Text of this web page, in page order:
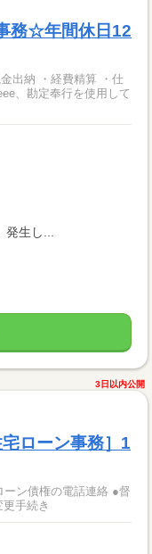
務☆年間休日12
出納 ・経費精算 ・仕
、勘定奉行を使用して
発生し...
3日以内公開
ローン事務］1
手続き